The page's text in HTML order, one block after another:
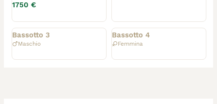
1750 €
Affidato
Bassotto 3
Maschio
Affidato
Bassotto 4
Femmina